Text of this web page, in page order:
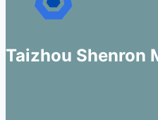
Taizhou Shenron